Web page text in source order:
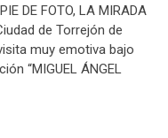
DE FOTO, LA MIRADA
de Torrejón de
muy emotiva bajo
“MIGUEL ÁNGEL